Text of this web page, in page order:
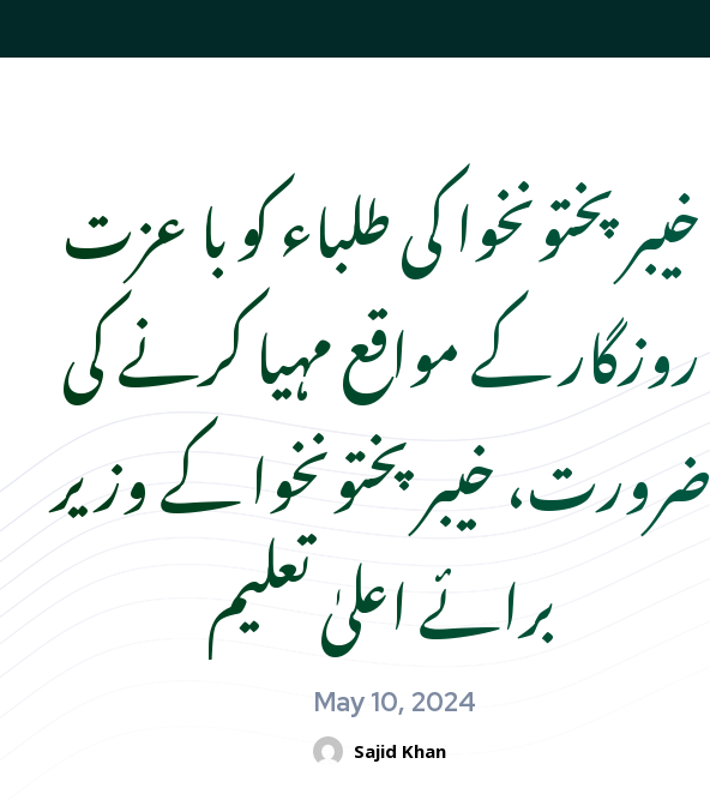
خیبر پختونخوا کی طلباء کو با عزت
روزگار کے مواقع مہیا کرنے کی
ضرورت، خیبر پختونخوا کے وزیر
برائے اعلیٰ تعلیم
May 10, 2024
Sajid Khan